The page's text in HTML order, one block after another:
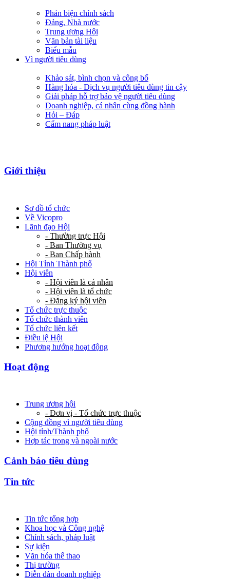
Phản biện chính sách
Đảng, Nhà nước
Trung ương Hội
Văn bản tài liệu
Biểu mẫu
Vì người tiêu dùng
Khảo sát, bình chọn và công bố
Hàng hóa - Dịch vụ người tiêu dùng tin cậy
Giải pháp hỗ trợ bảo vệ người tiêu dùng
Doanh nghiệp, cá nhân cùng đồng hành
Hỏi – Đáp
Cẩm nang pháp luật
Giới thiệu
Sơ đồ tổ chức
Về Vicopro
Lãnh đạo Hội
- Thường trực Hội
- Ban Thường vụ
- Ban Chấp hành
Hội Tỉnh Thành phố
Hội viên
- Hội viên là cá nhân
- Hội viên là tổ chức
- Đăng ký hội viên
Tổ chức trực thuộc
Tổ chức thành viên
Tổ chức liên kết
Điều lệ Hội
Phương hướng hoạt động
Hoạt động
Trung ương hội
- Đơn vị - Tổ chức trực thuộc
Cộng đồng vì người tiêu dùng
Hội tỉnh/Thành phố
Hợp tác trong và ngoài nước
Cảnh báo tiêu dùng
Tin tức
Tin tức tổng hợp
Khoa học và Công nghệ
Chính sách, pháp luật
Sự kiện
Văn hóa thể thao
Thị trường
Diễn đàn doanh nghiệp